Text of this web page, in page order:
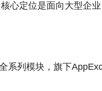
心定位是面向大型企
系列模块，旗下